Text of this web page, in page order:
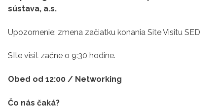
sústava, a.s.
Upozornenie: zmena začiatku konania Site Visitu SED
SIte visit začne o 9:30 hodine.
Obed od 12:00 / Networking
Čo nás čaká?